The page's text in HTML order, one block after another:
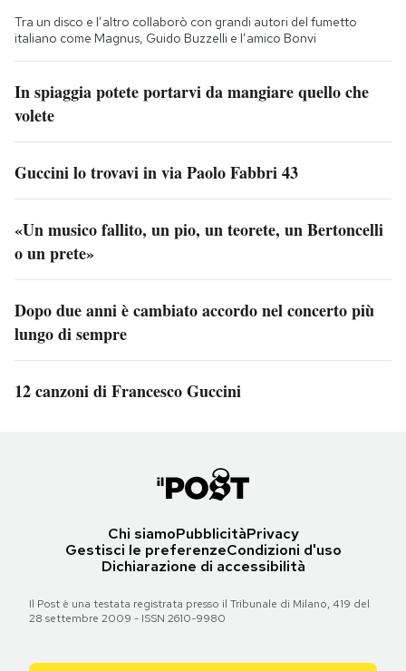
Tra un disco e l’altro collaborò con grandi autori del fumetto
italiano come Magnus, Guido Buzzelli e l’amico Bonvi
In spiaggia potete portarvi da mangiare quello che
volete
Guccini lo trovavi in via Paolo Fabbri 43
«Un musico fallito, un pio, un teorete, un Bertoncelli
o un prete»
Dopo due anni è cambiato accordo nel concerto più
lungo di sempre
12 canzoni di Francesco Guccini
Chi siamoPubblicitàPrivacy
Gestisci le preferenzeCondizioni d'uso
Dichiarazione di accessibilità
Il Post è una testata registrata presso il Tribunale di Milano, 419 del
28 settembre 2009 - ISSN 2610-9980